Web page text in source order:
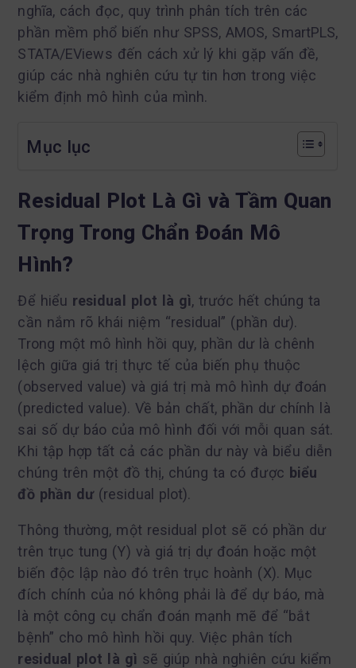
nghĩa, cách đọc, quy trình phân tích trên các
phần mềm phổ biến như SPSS, AMOS, SmartPLS,
STATA/EViews đến cách xử lý khi gặp vấn đề,
giúp các nhà nghiên cứu tự tin hơn trong việc
kiểm định mô hình của mình.
Mục lục
Residual Plot Là Gì và Tầm Quan
Trọng Trong Chẩn Đoán Mô
Hình?
Để hiểu residual plot là gì, trước hết chúng ta
cần nắm rõ khái niệm “residual” (phần dư).
Trong một mô hình hồi quy, phần dư là chênh
lệch giữa giá trị thực tế của biến phụ thuộc
(observed value) và giá trị mà mô hình dự đoán
(predicted value). Về bản chất, phần dư chính là
sai số dự báo của mô hình đối với mỗi quan sát.
Khi tập hợp tất cả các phần dư này và biểu diễn
chúng trên một đồ thị, chúng ta có được biểu
đồ phần dư(residual plot).
Thông thường, một residual plot sẽ có phần dư
trên trục tung (Y) và giá trị dự đoán hoặc một
biến độc lập nào đó trên trục hoành (X). Mục
đích chính của nó không phải là để dự báo, mà
là một công cụ chẩn đoán mạnh mẽ để “bắt
bệnh” cho mô hình hồi quy. Việc phân tích
residual plot là gì sẽ giúp nhà nghiên cứu kiểm